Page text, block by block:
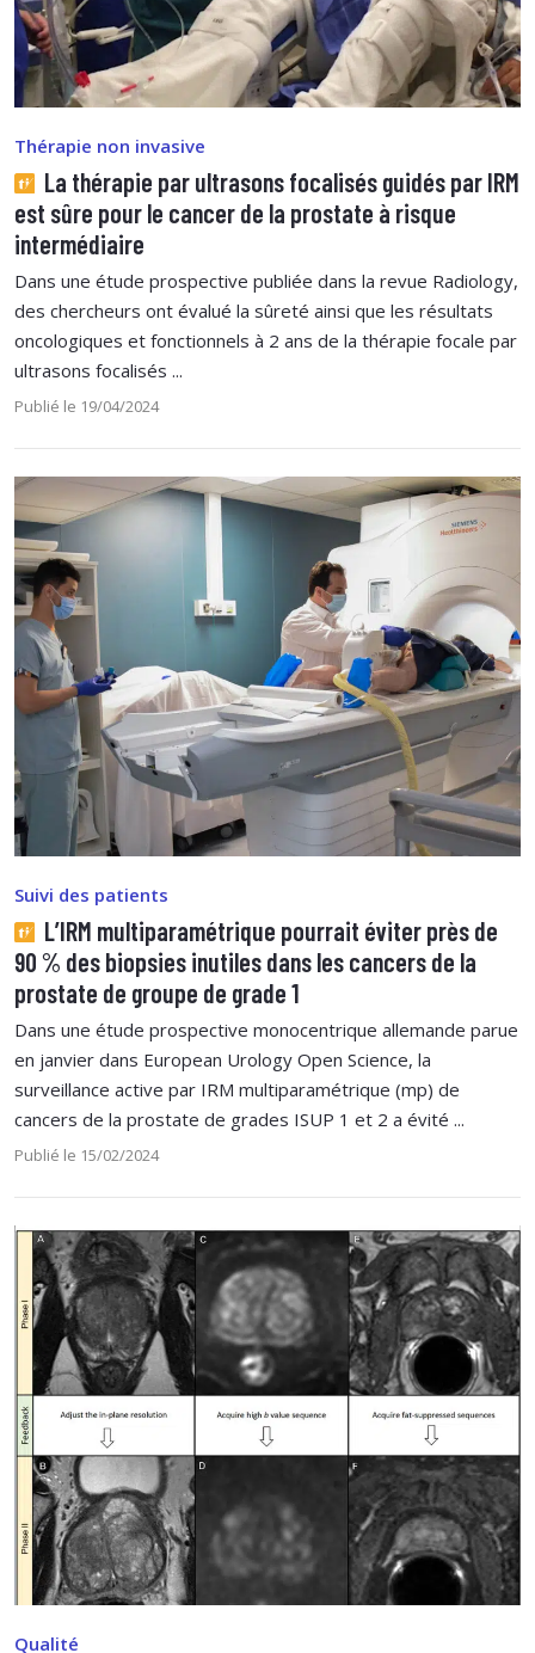
Thérapie non invasive
La thérapie par ultrasons focalisés guidés par IRM
est sûre pour le cancer de la prostate à risque
intermédiaire
Dans une étude prospective publiée dans la revue Radiology,
des chercheurs ont évalué la sûreté ainsi que les résultats
oncologiques et fonctionnels à 2 ans de la thérapie focale par
ultrasons focalisés ...
Publié le 19/04/2024
Suivi des patients
L’IRM multiparamétrique pourrait éviter près de
90 % des biopsies inutiles dans les cancers de la
prostate de groupe de grade 1
Dans une étude prospective monocentrique allemande parue
en janvier dans European Urology Open Science, la
surveillance active par IRM multiparamétrique (mp) de
cancers de la prostate de grades ISUP 1 et 2 a évité ...
Publié le 15/02/2024
Qualité